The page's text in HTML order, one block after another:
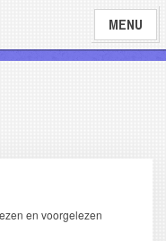
MENU
en voorgelezen